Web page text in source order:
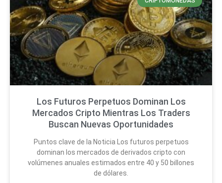
Los Futuros Perpetuos Dominan Los
Mercados Cripto Mientras Los Traders
Buscan Nuevas Oportunidades
Puntos clave de la Noticia Los futuros perpetuos
dominan los mercados de derivados cripto con
volúmenes anuales estimados entre 40 y 50 billones
de dólares.